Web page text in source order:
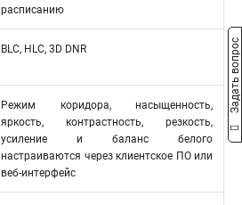
расписанию
BLC, HLC, 3D DNR
Режим коридора, насыщенность,
яркость, контрастность, резкость,
усиление и баланс белого
настраиваются через клиентское ПО или
веб-интерфейс
Задать вопрос